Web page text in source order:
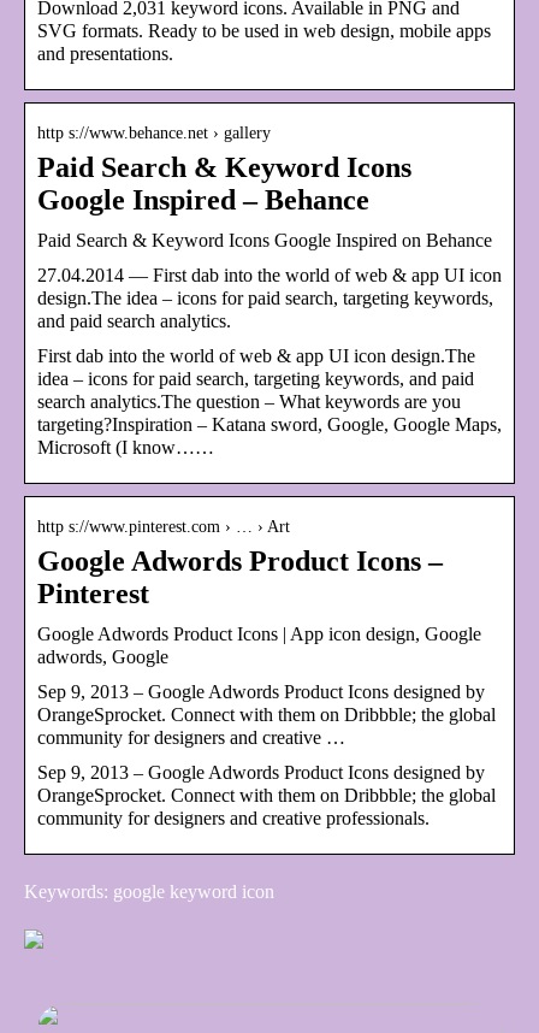
Download 2,031 keyword icons. Available in PNG and
SVG formats. Ready to be used in web design, mobile apps
and presentations.
http s://www.behance.net › gallery
Paid Search & Keyword Icons
Google Inspired – Behance
Paid Search & Keyword Icons Google Inspired on Behance
27.04.2014 — First dab into the world of web & app UI icon
design.The idea – icons for paid search, targeting keywords,
and paid search analytics.
First dab into the world of web & app UI icon design.The
idea – icons for paid search, targeting keywords, and paid
search analytics.The question – What keywords are you
targeting?Inspiration – Katana sword, Google, Google Maps,
Microsoft (I know……
http s://www.pinterest.com › … › Art
Google Adwords Product Icons –
Pinterest
Google Adwords Product Icons | App icon design, Google
adwords, Google
Sep 9, 2013 – Google Adwords Product Icons designed by
OrangeSprocket. Connect with them on Dribbble; the global
community for designers and creative …
Sep 9, 2013 – Google Adwords Product Icons designed by
OrangeSprocket. Connect with them on Dribbble; the global
community for designers and creative professionals.
Keywords: google keyword icon